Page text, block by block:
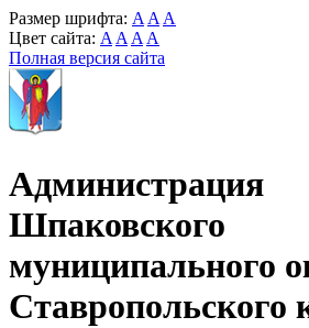
Размер шрифта: A A A
Цвет сайта: A A A A
Полная версия сайта
Администрация
Шпаковского
муниципального
Ставропольского